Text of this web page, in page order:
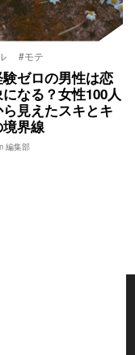
#モテ
ゼロの男性は恋
なる？女性100人
見えたスキとキ
界線
編集部